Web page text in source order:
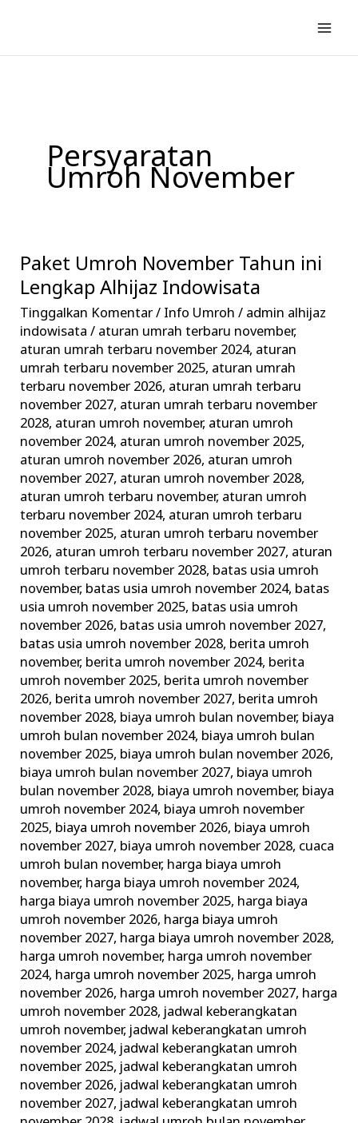
konten
Persyaratan
Umroh November
Paket Umroh November Tahun ini
Lengkap Alhijaz Indowisata
Tinggalkan Komentar/ Info Umroh / admin alhijaz
indowisata/ aturan umrah terbaru november,
aturan umrah terbaru november 2024, aturan
umrah terbaru november 2025, aturan umrah
terbaru november 2026, aturan umrah terbaru
november 2027, aturan umrah terbaru november
2028, aturan umroh november, aturan umroh
november 2024, aturan umroh november 2025,
aturan umroh november 2026, aturan umroh
november 2027, aturan umroh november 2028,
aturan umroh terbaru november, aturan umroh
terbaru november 2024, aturan umroh terbaru
november 2025, aturan umroh terbaru november
2026, aturan umroh terbaru november 2027, aturan
umroh terbaru november 2028, batas usia umroh
november, batas usia umroh november 2024, batas
usia umroh november 2025, batas usia umroh
november 2026, batas usia umroh november 2027,
batas usia umroh november 2028, berita umroh
november, berita umroh november 2024, berita
umroh november 2025, berita umroh november
2026, berita umroh november 2027, berita umroh
november 2028, biaya umroh bulan november, biaya
umroh bulan november 2024, biaya umroh bulan
november 2025, biaya umroh bulan november 2026,
biaya umroh bulan november 2027, biaya umroh
bulan november 2028, biaya umroh november, biaya
umroh november 2024, biaya umroh november
2025, biaya umroh november 2026, biaya umroh
november 2027, biaya umroh november 2028, cuaca
umroh bulan november, harga biaya umroh
november, harga biaya umroh november 2024,
harga biaya umroh november 2025, harga biaya
umroh november 2026, harga biaya umroh
november 2027, harga biaya umroh november 2028,
harga umroh november, harga umroh november
2024, harga umroh november 2025, harga umroh
november 2026, harga umroh november 2027, harga
umroh november 2028, jadwal keberangkatan
umroh november, jadwal keberangkatan umroh
november 2024, jadwal keberangkatan umroh
november 2025, jadwal keberangkatan umroh
november 2026, jadwal keberangkatan umroh
november 2027, jadwal keberangkatan umroh
Paket
Umroh
November
Tahun
ini
Lengkap
Alhijaz
Indowisata